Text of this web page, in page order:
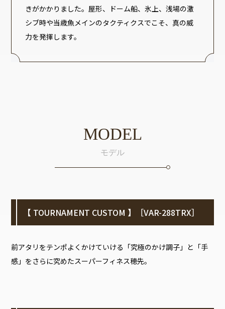
きがかかりました。屋形、ドーム船、氷上、浅場の激
シブ時や当歳魚メインのタクティクスでこそ、真の威
力を発揮します。
MODEL
モデル
【 TOURNAMENT CUSTOM 】［VAR-288TRX］
前アタリをテンポよくかけていける「究極のかけ調子」と「手
感」をさらに究めたスーパーフィネス穂先。